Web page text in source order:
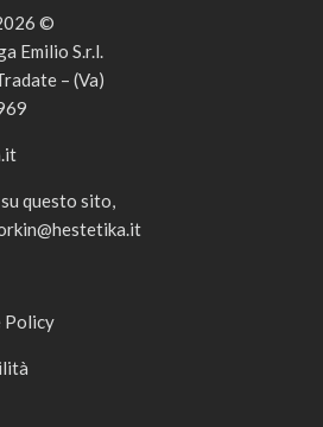
©
Emilio S.r.l.
– (Va)
questo sito,
Policy